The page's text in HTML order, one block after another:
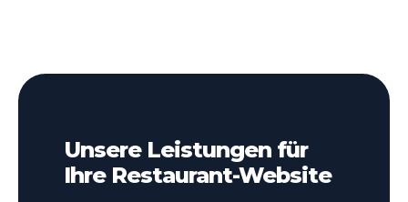
Unsere Leistungen für
Ihre Restaurant-Website